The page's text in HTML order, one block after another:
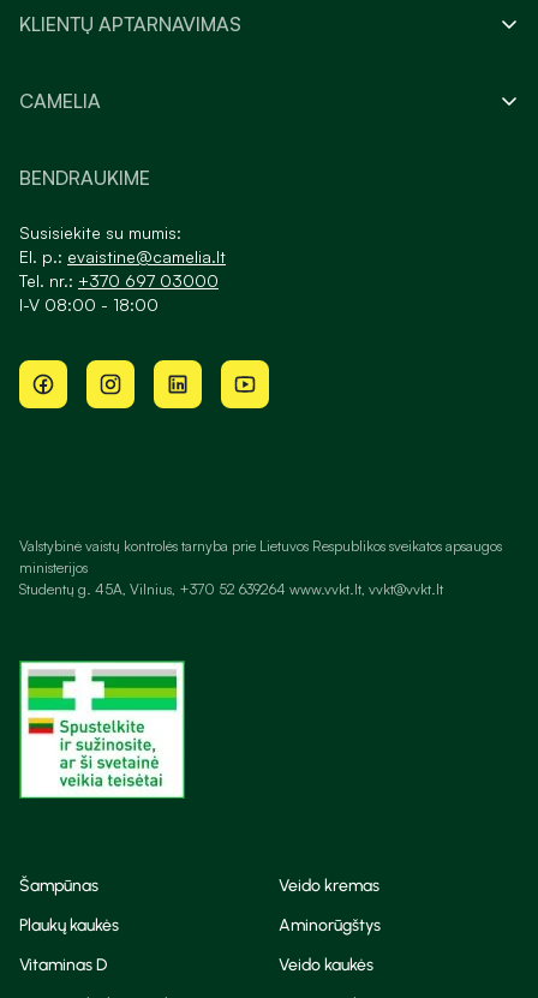
KLIENTŲ APTARNAVIMAS
CAMELIA
BENDRAUKIME
Susisiekite su mumis:
El. p.: evaistine@camelia.lt
Tel. nr.: +370 697 03000
I-V 08:00 - 18:00
Valstybinė vaistų kontrolės tarnyba prie Lietuvos Respublikos sveikatos apsaugos
ministerijos
Studentų g. 45A, Vilnius, +370 52 639264 www.vvkt.lt, vvkt@vvkt.lt
Šampūnas
Veido kremas
Plaukų kaukės
Aminorūgštys
Vitaminas D
Veido kaukės